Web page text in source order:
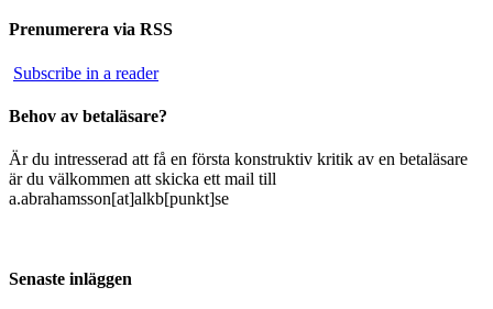
Prenumerera via RSS
Subscribe in a reader
Behov av betaläsare?
Är du intresserad att få en första konstruktiv kritik av en betaläsare
är du välkommen att skicka ett mail till
a.abrahamsson[at]alkb[punkt]se
Senaste inläggen